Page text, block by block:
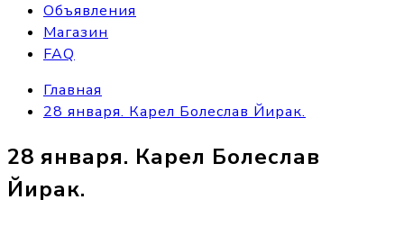
Объявления
Магазин
FAQ
Главная
28 января. Карел Болеслав Йирак.
28 января. Карел Болеслав
Йирак.